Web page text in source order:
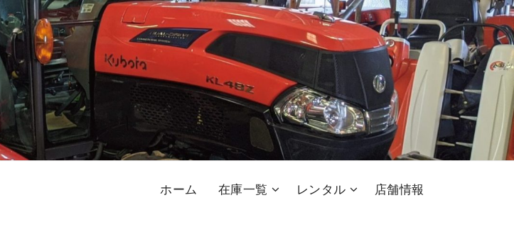
ホーム 在庫一覧 レンタル 店舗情報